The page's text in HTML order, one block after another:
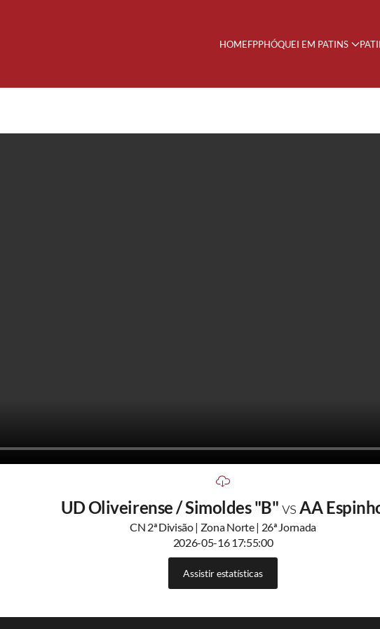
HOMEFPPHÓQUEI EM PATINS
UD Oliveirense / Simoldes "B"vsAA
CN 2ª Divisão | Zona Norte | 26ª Jornada
2026-05-16 17:55:00
Assistir estatísticas